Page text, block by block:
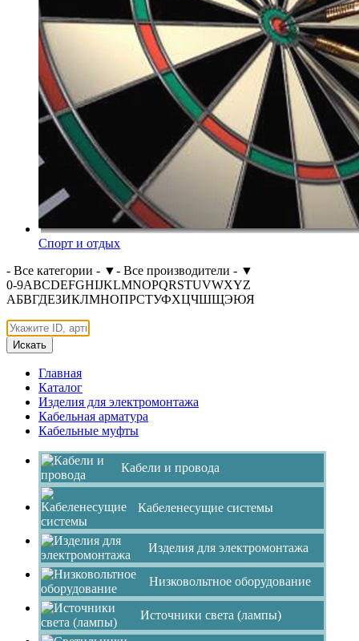
Спорт и отдых
- Все категории - ▼- Все производители - ▼
0-9ABCDEFGHIJKLMNOPQRSTUVWXYZ
АБВГДЕЗИКЛМНОПРСТУФХЦЧШЩЭЮЯ
Искать
Главная
Каталог
Изделия для электромонтажа
Кабельная арматура
Кабельные муфты
Кабели и провода
Кабеленесущие системы
Изделия для электромонтажа
Низковольтное оборудование
Источники света (лампы)